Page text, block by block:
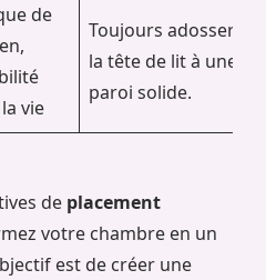
de
vie
Toujours adosser
la tête de lit à une
paroi solide.
de placement
votre chambre en un
est de créer une